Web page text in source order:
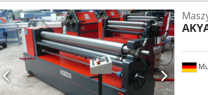
- Prędkość gięcia : 4,4 m/min - Średnica
mocy : 1,1 kW Dcjdpfod Er S Asx
1220 mm